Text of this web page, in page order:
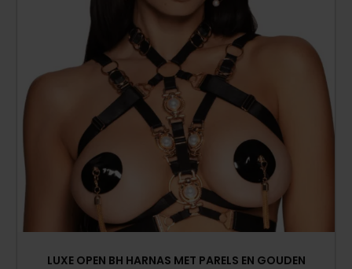
LUXE OPEN BH HARNAS MET PARELS EN GOUDEN